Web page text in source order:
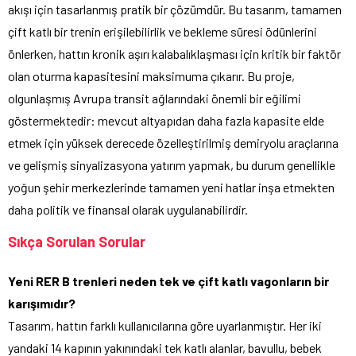
akışı için tasarlanmış pratik bir çözümdür. Bu tasarım, tamamen
çift katlı bir trenin erişilebilirlik ve bekleme süresi ödünlerini
önlerken, hattın kronik aşırı kalabalıklaşması için kritik bir faktör
olan oturma kapasitesini maksimuma çıkarır. Bu proje,
olgunlaşmış Avrupa transit ağlarındaki önemli bir eğilimi
göstermektedir: mevcut altyapıdan daha fazla kapasite elde
etmek için yüksek derecede özelleştirilmiş demiryolu araçlarına
ve gelişmiş sinyalizasyona yatırım yapmak, bu durum genellikle
yoğun şehir merkezlerinde tamamen yeni hatlar inşa etmekten
daha politik ve finansal olarak uygulanabilirdir.
Sıkça Sorulan Sorular
Yeni RER B trenleri neden tek ve çift katlı vagonların bir
karışımıdır?
Tasarım, hattın farklı kullanıcılarına göre uyarlanmıştır. Her iki
yandaki 14 kapının yakınındaki tek katlı alanlar, bavullu, bebek